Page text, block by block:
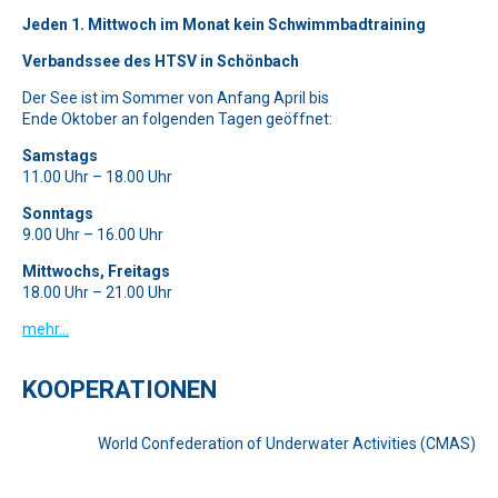
Jeden 1. Mittwoch im Monat kein Schwimmbadtraining
Verbandssee des HTSV in Schönbach
Der See ist im Sommer von Anfang April bis
Ende Oktober an folgenden Tagen geöffnet:
Samstags
11.00 Uhr – 18.00 Uhr
Sonntags
9.00 Uhr – 16.00 Uhr
Mittwochs, Freitags
18.00 Uhr – 21.00 Uhr
mehr…
KOOPERATIONEN
World Confederation of Underwater Activities (CMAS)